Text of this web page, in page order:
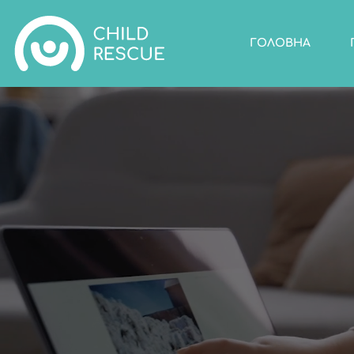
ГОЛОВНА